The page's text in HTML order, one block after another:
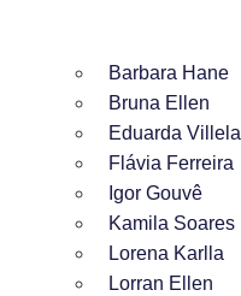
Barbara Hane
Bruna Ellen
Eduarda Villela
Flávia Ferreira
Igor Gouvê
Kamila Soares
Lorena Karlla
Lorran Ellen